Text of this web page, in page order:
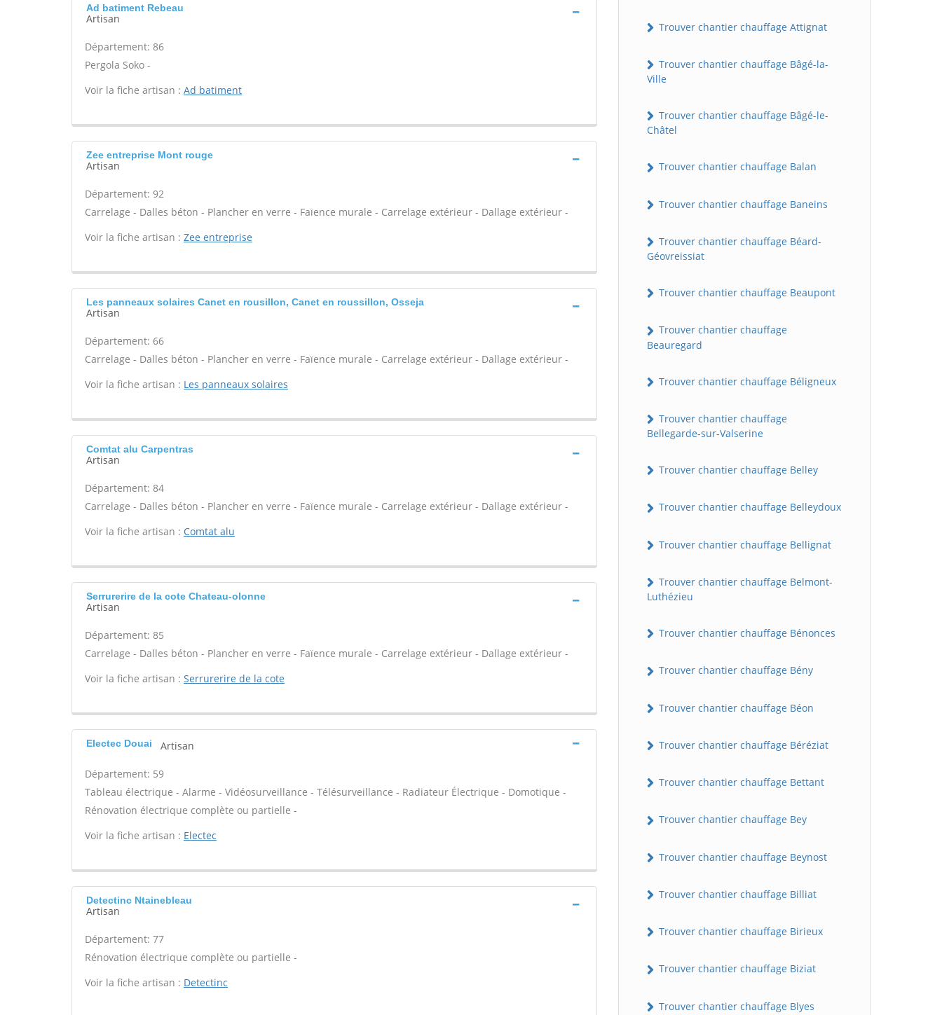
Ad batiment Rebeau
Artisan
Département: 86
Pergola Soko -
Voir la fiche artisan : Ad batiment
Zee entreprise Mont rouge
Artisan
Département: 92
Carrelage - Dalles béton - Plancher en verre - Faïence murale - Carrelage extérieur - Dallage extérieur -
Voir la fiche artisan : Zee entreprise
Les panneaux solaires Canet en rousillon, Canet en roussillon, Osseja
Artisan
Département: 66
Carrelage - Dalles béton - Plancher en verre - Faïence murale - Carrelage extérieur - Dallage extérieur -
Voir la fiche artisan : Les panneaux solaires
Comtat alu Carpentras
Artisan
Département: 84
Carrelage - Dalles béton - Plancher en verre - Faïence murale - Carrelage extérieur - Dallage extérieur -
Voir la fiche artisan : Comtat alu
Serrurerire de la cote Chateau-olonne
Artisan
Département: 85
Carrelage - Dalles béton - Plancher en verre - Faïence murale - Carrelage extérieur - Dallage extérieur -
Voir la fiche artisan : Serrurerire de la cote
Electec Douai Artisan
Département: 59
Tableau électrique - Alarme - Vidéosurveillance - Télésurveillance - Radiateur Électrique - Domotique -
Rénovation électrique complète ou partielle -
Voir la fiche artisan : Electec
Detectinc Ntainebleau
Artisan
Département: 77
Rénovation électrique complète ou partielle -
Voir la fiche artisan : Detectinc
Trouver chantier chauffage Attignat
Trouver chantier chauffage Bâgé-la-
Ville
Trouver chantier chauffage Bâgé-le-
Châtel
Trouver chantier chauffage Balan
Trouver chantier chauffage Baneins
Trouver chantier chauffage Béard-
Géovreissiat
Trouver chantier chauffage Beaupont
Trouver chantier chauffage
Beauregard
Trouver chantier chauffage Béligneux
Trouver chantier chauffage
Bellegarde-sur-Valserine
Trouver chantier chauffage Belley
Trouver chantier chauffage Belleydoux
Trouver chantier chauffage Bellignat
Trouver chantier chauffage Belmont-
Luthézieu
Trouver chantier chauffage Bénonces
Trouver chantier chauffage Bény
Trouver chantier chauffage Béon
Trouver chantier chauffage Béréziat
Trouver chantier chauffage Bettant
Trouver chantier chauffage Bey
Trouver chantier chauffage Beynost
Trouver chantier chauffage Billiat
Trouver chantier chauffage Birieux
Trouver chantier chauffage Biziat
Trouver chantier chauffage Blyes